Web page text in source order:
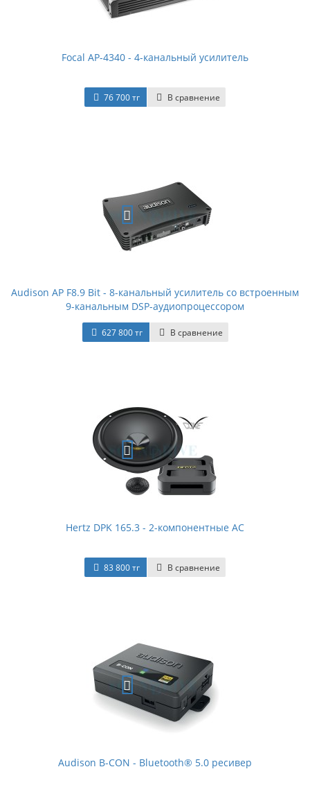
Focal AP-4340 - 4-канальный усилитель
76 700 тг В сравнение
Audison AP F8.9 Bit - 8-канальный усилитель со встроенным
9-канальным DSP-аудиопроцессором
627 800 тг В сравнение
Hertz DPK 165.3 - 2-компонентные АС
83 800 тг В сравнение
Audison B-CON - Bluetooth® 5.0 ресивер